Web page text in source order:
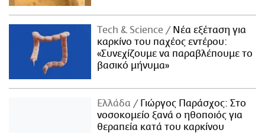
Τech & Science
Νέα εξέταση για
καρκίνο του παχέος εντέρου:
«Συνεχίζουμε να παραβλέπουμε το
βασικό μήνυμα»
Ελλάδα
Γιώργος Παράσχος: Στο
νοσοκομείο ξανά ο ηθοποιός για
θεραπεία κατά του καρκίνου